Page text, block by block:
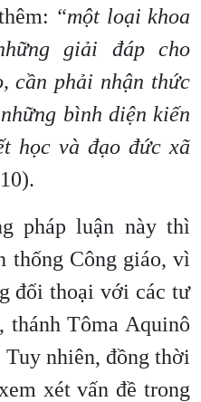
“một loại khoa
giải đáp cho
cần phải nhận thức
bình diện kiến
học và đạo đức xã
pháp luận này thì
thống Công giáo, vì
đối thoại với các tư
Tôma Aquinô
nhiên, đồng thời
xét vấn đề trong